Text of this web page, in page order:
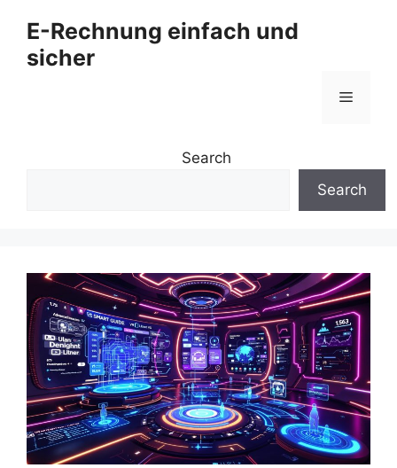
Inhalt
springen
E-Rechnung einfach und
sicher
Menü
Search
Search